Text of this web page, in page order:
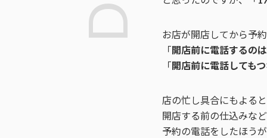
お店が開店してから予
「開店前に電話するの
「開店前に電話しても
店の忙し具合にもよる
開店する前の仕込みな
予約の電話をしたほう